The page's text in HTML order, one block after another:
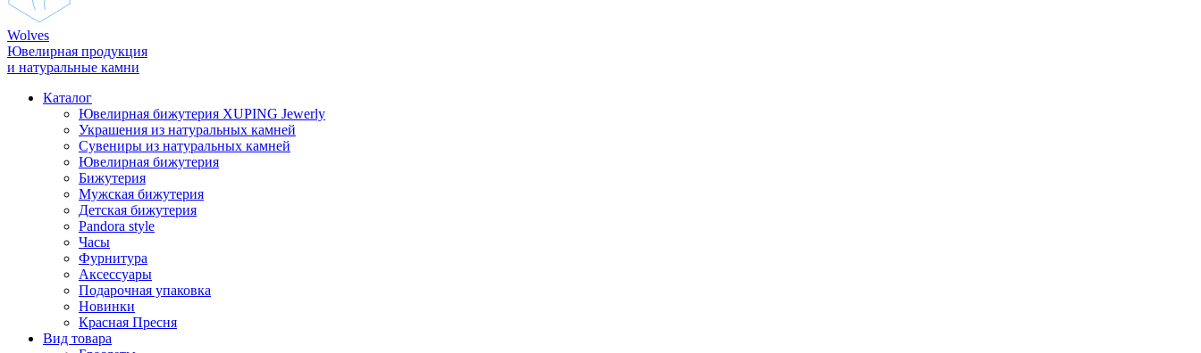
Wolves
Ювелирная продукция
и натуральные камни
Каталог
Ювелирная бижутерия XUPING Jewerly
Украшения из натуральных камней
Сувениры из натуральных камней
Ювелирная бижутерия
Бижутерия
Мужская бижутерия
Детская бижутерия
Pandora style
Часы
Фурнитура
Аксеcсуары
Подарочная упаковка
Новинки
Красная Пресня
Вид товара